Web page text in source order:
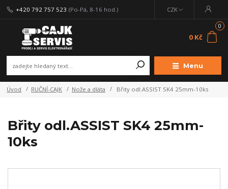
Menu
CZK
+420 792 757 523 (Po-Pá, 8-16 hod.)
0
0 Kč
Úvod RUČNÍ-CAJK Nože a dláta Břity odl.ASSIST SK4 25mm-10ks
Břity odl.ASSIST SK4 25mm-
10ks